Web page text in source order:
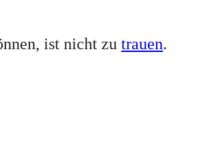
ist nicht zu trauen.